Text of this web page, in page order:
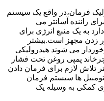
فرمان،در واقع یک سیستم
راننده آسانتر می
به یک منبع انرژی برای
زدن مجهز است.بیشتر
می شوند هیدرولیکی
پمپی روغن تحت فشار
تلاش لازم برای فرمان دادن
ها سیستم فرمان
کمکی به وسیله یک